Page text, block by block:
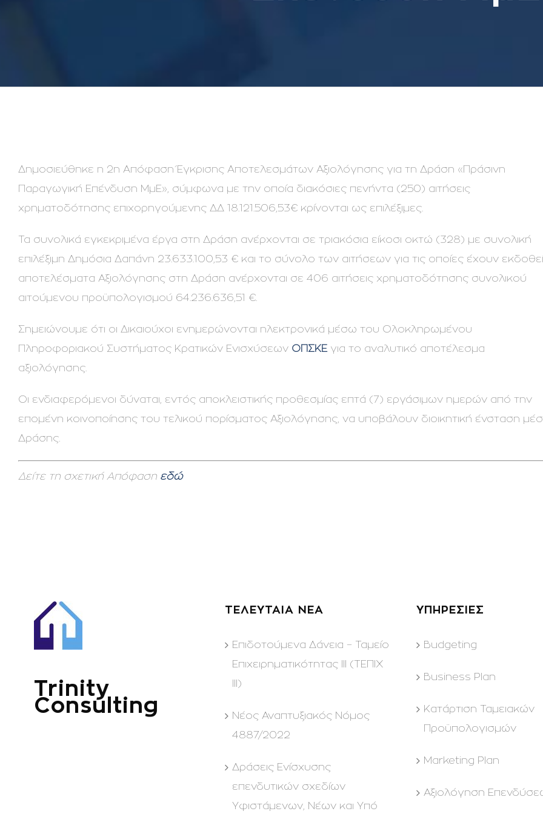
Δημοσιεύθηκε η 2η Απόφαση Έγκρισης Αποτελεσμάτων Αξιολόγησης για τη Δράση «Πράσινη
Παραγωγική Επένδυση ΜμΕ», σύμφωνα με την οποία διακόσιες πενήντα (250) αιτήσεις
χρηματοδότησης επιχορηγούμενης ΔΔ 18.121.506,53€ κρίνονται ως επιλέξιμες.
Τα συνολικά εγκεκριμένα έργα στη Δράση ανέρχονται σε τριακόσια είκοσι οκτώ (328) με συνολική
επιλέξιμη Δημόσια Δαπάνη 23.633.100,53 € και το σύνολο των αιτήσεων για τις οποίες έχουν εκδοθεί
αποτελέσματα Αξιολόγησης στη Δράση ανέρχονται σε 406 αιτήσεις χρηματοδότησης συνολικού
αιτούμενου προϋπολογισμού 64.236.636,51 €.
Σημειώνουμε ότι οι Δικαιούχοι ενημερώνονται ηλεκτρονικά μέσω του Ολοκληρωμένου
Πληροφοριακού Συστήματος Κρατικών Ενισχύσεων ΟΠΣΚΕ για το αναλυτικό αποτέλεσμα
αξιολόγησης.
Οι ενδιαφερόμενοι δύναται, εντός αποκλειστικής προθεσμίας επτά (7) εργάσιμων ημερών από την
επομένη κοινοποίησης του τελικού πορίσματος Αξιολόγησης, να υποβάλουν διοικητική ένσταση
Δράσης.
Δείτε τη σχετική Απόφαση εδώ
Trinity
Consulting
ΤΕΛΕΥΤΑΙΑ ΝΕΑ
Επιδοτούμενα Δάνεια – Ταμείο
Επιχειρηματικότητας ΙΙΙ (ΤΕΠΙΧ
ΙΙΙ)
Νέος Αναπτυξιακός Νόμος
4887/2022
Δράσεις Ενίσχυσης
επενδυτικών σχεδίων
Υφιστάμενων, Νέων και Υπό
ΥΠΗΡΕΣΙΕΣ
Budgeting
Business Plan
Kατάρτιση Ταμειακών
Προϋπολογισμών
Marketing Plan
Αξιολόγηση